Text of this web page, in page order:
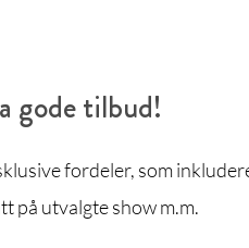
gode tilbud!
fordeler, som
på utvalgte show m.m.